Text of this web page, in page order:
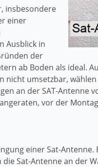
insbesondere
einer
Ausblick in
der
ab Boden als ideal.
umsetzbar,
an der SAT-Antenne
vor der
einer Sat-
Sat-Antenne an der